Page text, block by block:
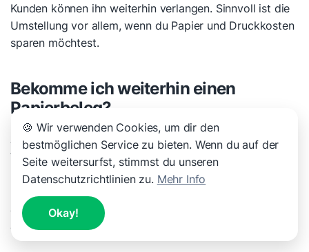
Kunden können ihn weiterhin verlangen. Sinnvoll ist die
Umstellung vor allem, wenn du Papier und Druckkosten
sparen möchtest.
Bekomme ich weiterhin einen
Papierbeleg?
Ja. Auch nach dem 1. Oktober 2026 musst du auf
Verlangen einenPapierbeleg ausgeben. Das Recht der
Kunden auf einen physischen Beleg bleibt bestehen.
ausgedruckten Beleg verlangen. Der digitale Beleg ist
also eine Ergänzung, kein Ersatz mit Zwang.
🍪 Wir verwenden Cookies, um dir den
bestmöglichen Service zu bieten. Wenn du auf der
Seite weitersurfst, stimmst du unseren
Datenschutzrichtlinien zu. Mehr Info
Okay!